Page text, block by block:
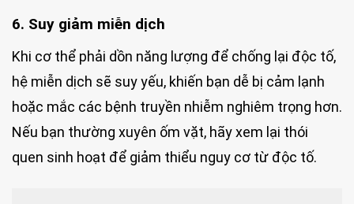
6. Suy giảm miễn dịch
Khi cơ thể phải dồn năng lượng để chống lại độc tố,
hệ miễn dịch sẽ suy yếu, khiến bạn dễ bị cảm lạnh
hoặc mắc các bệnh truyền nhiễm nghiêm trọng hơn.
Nếu bạn thường xuyên ốm vặt, hãy xem lại thói
quen sinh hoạt để giảm thiểu nguy cơ từ độc tố.